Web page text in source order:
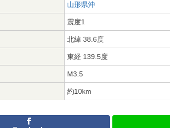
山形県沖
震度1
北緯 38.6度
東経 139.5度
M3.5
約10km